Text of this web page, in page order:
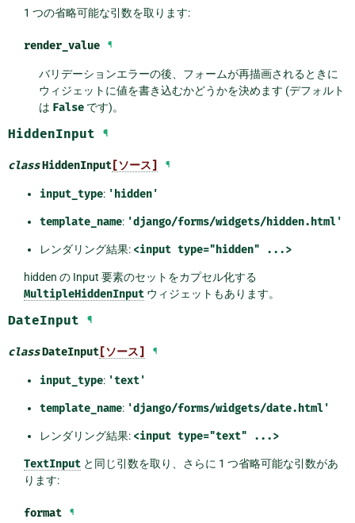
1 つの省略可能な引数を取ります:
render_value ¶
バリデーションエラーの後、フォームが再描画されるときに
ウィジェットに値を書き込むかどうかを決めます (デフォルト
は False です)。
HiddenInput ¶
classHiddenInput [ソース] ¶
input_type: 'hidden'
template_name: 'django/forms/widgets/hidden.html'
レンダリング結果: <input type="hidden" ...>
hidden の Input 要素のセットをカプセル化する
MultipleHiddenInputウィジェットもあります。
DateInput ¶
classDateInput [ソース] ¶
input_type: 'text'
template_name: 'django/forms/widgets/date.html'
レンダリング結果: <input type="text" ...>
TextInputと同じ引数を取り、さらに 1 つ省略可能な引数があ
ります:
format ¶